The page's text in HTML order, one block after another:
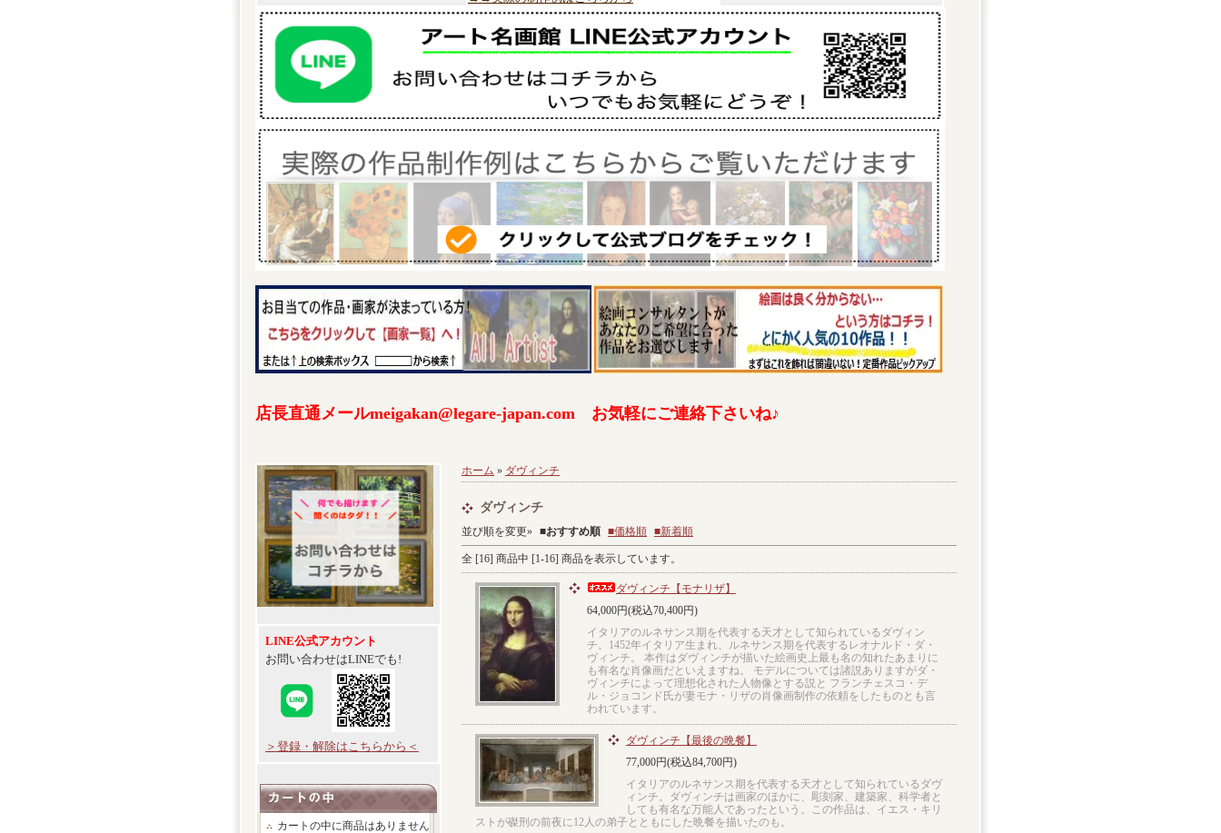
店長直通メールmeigakan@legare-japan.com お気軽にご連絡下さいね♪
LINE公式アカウント
お問い合わせはLINEでも!
＞登録・解除はこちらから＜
カートの中に商品はありません
ホーム » ダヴィンチ
ダヴィンチ
並び順を変更» ■おすすめ順 ■価格順 ■新着順
全 [16] 商品中 [1-16] 商品を表示しています。
ダヴィンチ【モナリザ】
64,000円(税込70,400円)
イタリアのルネサンス期を代表する天才として知られているダヴィン
チ。1452年イタリア生まれ、ルネサンス期を代表するレオナルド・ダ・
ヴィンチ。 本作はダヴィンチが描いた絵画史上最も名の知れたあまりに
も有名な肖像画だといえますね。 モデルについては諸説ありますがダ・
ヴィンチによって理想化された人物像とする説と フランチェスコ・デ
ル・ジョコンド氏が妻モナ・リザの肖像画制作の依頼をしたものとも言
われています。
ダヴィンチ【最後の晩餐】
77,000円(税込84,700円)
イタリアのルネサンス期を代表する天才として知られているダヴ
ィンチ。ダヴィンチは画家のほかに、彫刻家、建築家、科学者と
しても有名な万能人であったという。この作品は、イエス・キリ
ストが磔刑の前夜に12人の弟子とともにした晩餐を描いたのも。